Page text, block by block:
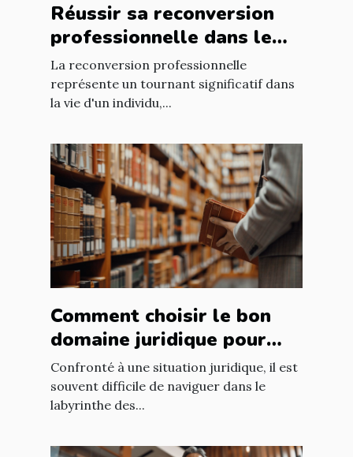
Réussir sa reconversion
professionnelle dans le
secteur technologique
plan d'action et
compétences requises
La reconversion professionnelle
représente un tournant significatif dans
la vie d'un individu,...
Comment choisir le bon
domaine juridique pour
votre situation légale ?
Confronté à une situation juridique, il est
souvent difficile de naviguer dans le
labyrinthe des...